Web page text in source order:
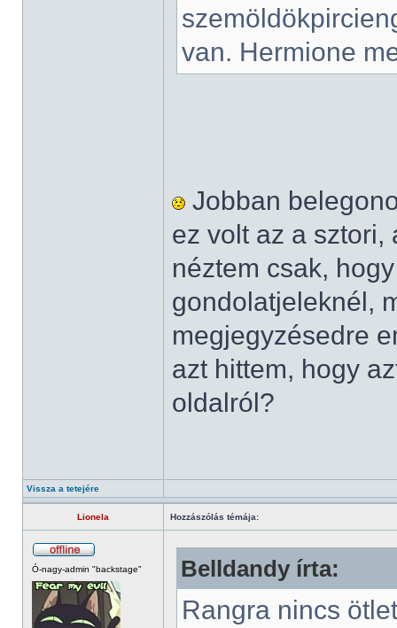
van. Hermione
Jobban
ez volt az a sztori,
néztem csak,
gondolatjeleknél,
megjegyzésedre
azt hittem, hogy
oldalról?
Vissza a tetejére
Lionela Hozzászólás témája:
Ó-nagy-admin "backstage" Belldandy írta:
Rangra nincs